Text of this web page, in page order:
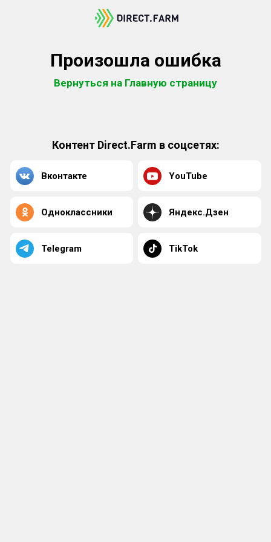
Произошла ошибка
Вернуться на Главную страницу
Контент Direct.Farm в соцсетях:
Вконтакте YouTube
Одноклассники Яндекс.Дзен
Telegram TikTok